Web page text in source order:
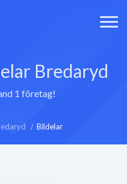
Bredaryd
1 företag!
Bildelar